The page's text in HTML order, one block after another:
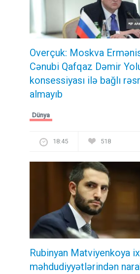
Overçuk: Moskva
Cənubi Qafqaz Dəmir
konsessiyası ilə bağlı
almayıb
Dünya
18:45 518
Rubinyan Matviyenkoya
məhdudiyyətlərindən